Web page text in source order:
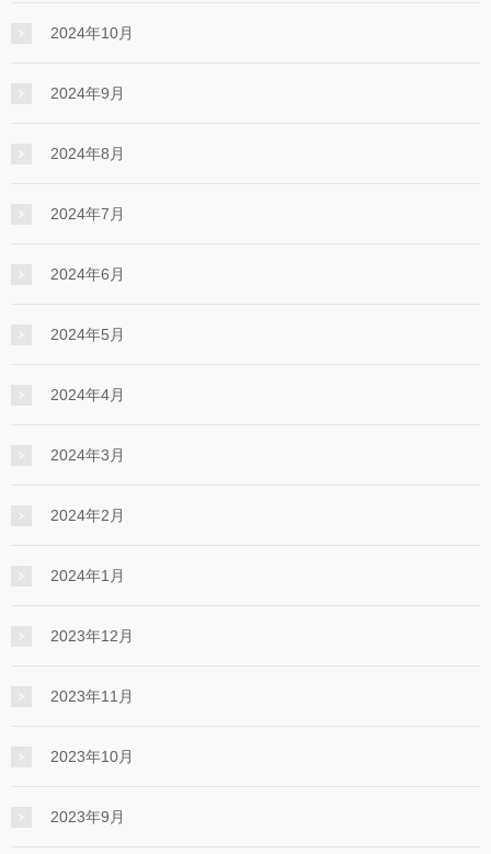
2024年10月
2024年9月
2024年8月
2024年7月
2024年6月
2024年5月
2024年4月
2024年3月
2024年2月
2024年1月
2023年12月
2023年11月
2023年10月
2023年9月